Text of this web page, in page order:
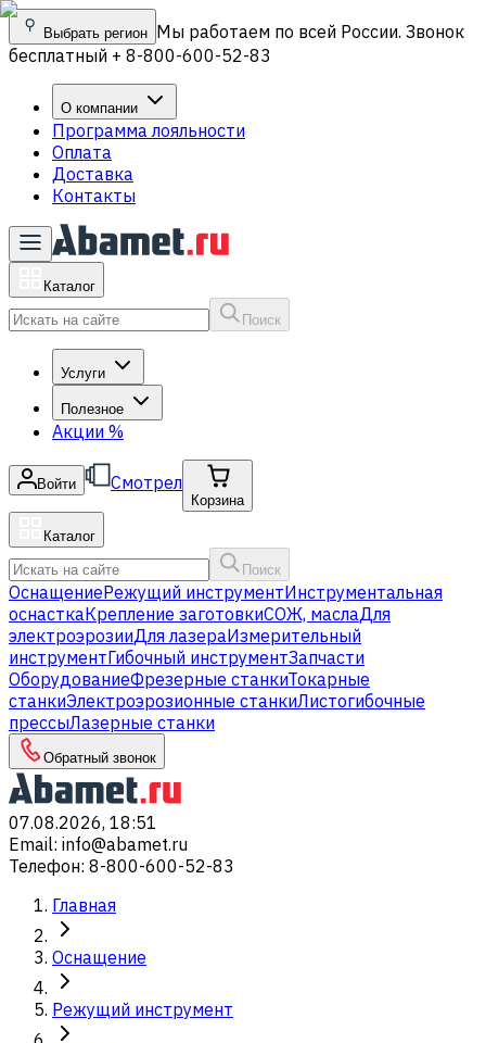
Выбрать регион Мы работаем по всей России. Звонок
бесплатный + 8-800-600-52-83
О компании
Программа лояльности
Оплата
Доставка
Контакты
Каталог
Поиск
Услуги
Полезное
Акции %
Войти Смотрел
Корзина
Каталог
Поиск
ОснащениеРежущий инструментИнструментальная
оснасткаКрепление заготовкиСОЖ, маслаДля
электроэрозииДля лазераИзмерительный
инструментГибочный инструментЗапчасти
ОборудованиеФрезерные станкиТокарные
станкиЭлектроэрозионные станкиЛистогибочные
прессыЛазерные станки
Обратный звонок
07.08.2026, 18:51
Email: info@abamet.ru
Телефон: 8-800-600-52-83
Главная
Оснащение
Режущий инструмент